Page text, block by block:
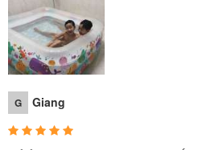
✪ VIDEO Bé chơi cùng bể bơi INTEX
G Giang